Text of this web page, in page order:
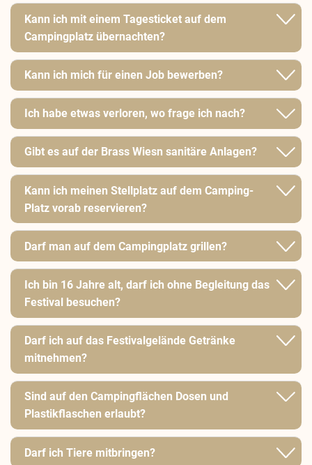
Kann ich mit einem Tagesticket auf dem
Campingplatz übernachten?
Kann ich mich für einen Job bewerben?
Ich habe etwas verloren, wo frage ich nach?
Gibt es auf der Brass Wiesn sanitäre Anlagen?
Kann ich meinen Stellplatz auf dem Camping-
Platz vorab reservieren?
Darf man auf dem Campingplatz grillen?
Ich bin 16 Jahre alt, darf ich ohne Begleitung das
Festival besuchen?
Darf ich auf das Festivalgelände Getränke
mitnehmen?
Sind auf den Campingflächen Dosen und
Plastikflaschen erlaubt?
Darf ich Tiere mitbringen?